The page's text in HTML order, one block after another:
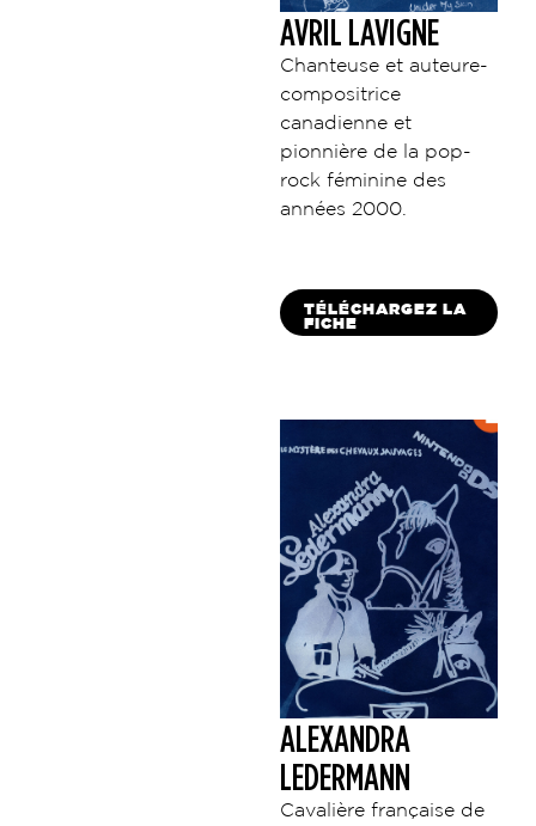
AVRIL LAVIGNE
Chanteuse et auteure-
compositrice
canadienne et
pionnière de la pop-
rock féminine des
années 2000.
TÉLÉCHARGEZ LA
FICHE
ALEXANDRA
LEDERMANN
Cavalière française de